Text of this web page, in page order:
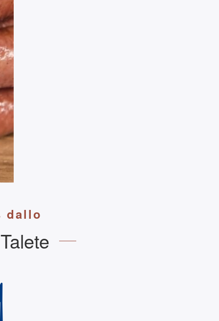
dallo